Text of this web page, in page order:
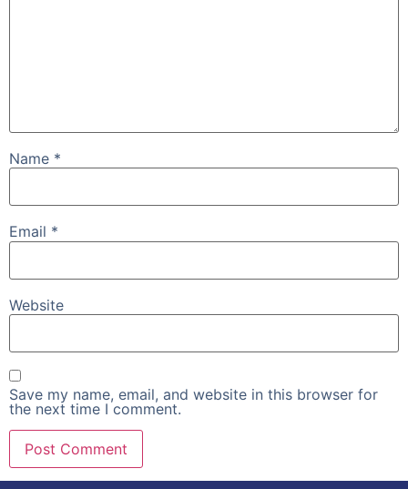
Name *
Email *
Website
Save my name, email, and website in this browser for
the next time I comment.